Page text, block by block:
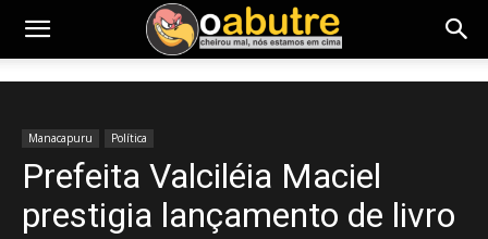
Manacapuru Política
Prefeita Valciléia Maciel
prestigia lançamento de livro